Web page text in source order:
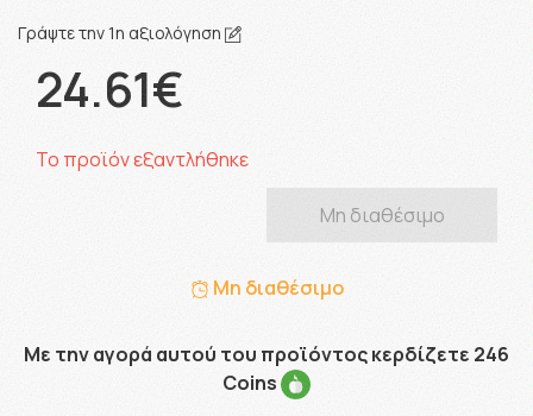
Γράψτε την 1η αξιολόγηση
24.61€
Το προϊόν εξαντλήθηκε
Μη διαθέσιμο
Μη διαθέσιμο
Με την αγορά αυτού του προϊόντος κερδίζετε 246
Coins